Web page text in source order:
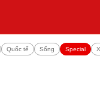
Quốc tế Sống Special